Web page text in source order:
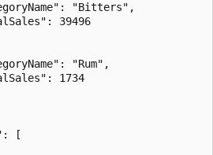
"Bitters",
39496
"Rum",
1734
[